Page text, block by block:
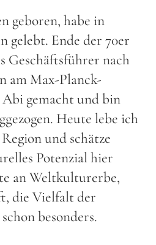
geboren, habe in
gelebt. Ende der 70er
Geschäftsführer nach
am Max-Planck-
gemacht und bin
Heute lebe ich
und schätze
Potenzial hier
an Weltkulturerbe,
die Vielfalt der
besonders.